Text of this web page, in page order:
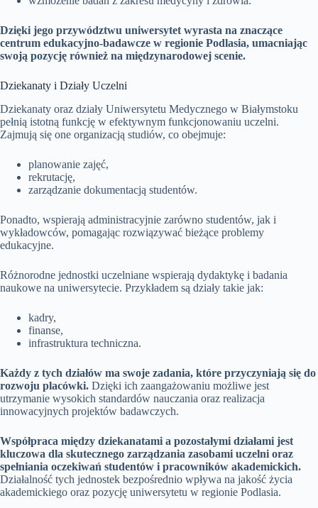
Dzięki jego przywództwu uniwersytet wyrasta na znaczące
centrum edukacyjno-badawcze w regionie Podlasia, umacniając
swoją pozycję również na międzynarodowej scenie.
Dziekanaty i Działy Uczelni
Dziekanaty oraz działy Uniwersytetu Medycznego w Białymstoku
pełnią istotną funkcję w efektywnym funkcjonowaniu uczelni.
Zajmują się one organizacją studiów, co obejmuje:
planowanie zajęć,
rekrutację,
zarządzanie dokumentacją studentów.
Ponadto, wspierają administracyjnie zarówno studentów, jak i
wykładowców, pomagając rozwiązywać bieżące problemy
edukacyjne.
Różnorodne jednostki uczelniane wspierają dydaktykę i badania
naukowe na uniwersytecie. Przykładem są działy takie jak:
kadry,
finanse,
infrastruktura techniczna.
Każdy z tych działów ma swoje zadania, które przyczyniają się do
rozwoju placówki. Dzięki ich zaangażowaniu możliwe jest
utrzymanie wysokich standardów nauczania oraz realizacja
innowacyjnych projektów badawczych.
Współpraca między dziekanatami a pozostałymi działami jest
kluczowa dla skutecznego zarządzania zasobami uczelni oraz
spełniania oczekiwań studentów i pracowników akademickich.
Działalność tych jednostek bezpośrednio wpływa na jakość życia
akademickiego oraz pozycję uniwersytetu w regionie Podlasia.